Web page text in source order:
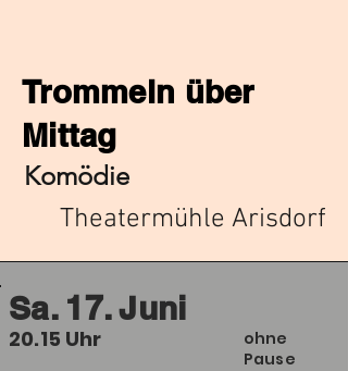
Trommeln über
Mittag
Komödie
Theatermühle Arisdorf
Sa. 17. Juni
20.15 Uhr
ohne
Pause